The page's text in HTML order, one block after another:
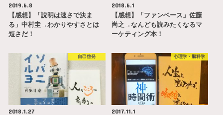
2019.6.8
【感想】「説明は速さで決ま
る」中村圭→わかりやすさとは
短さだ！
2018.6.1
【感想】「ファンベース」佐藤
尚之→なんども読みたくなるマ
ーケティング本！
自己啓発
2018.1.27
心理学・脳科学
2017.11.1